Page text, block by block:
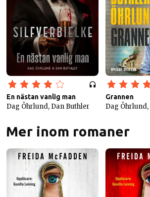
En nästan vanlig man
Dag Öhrlund, Dan Buthler
Grannen
Dag
Mer inom romaner